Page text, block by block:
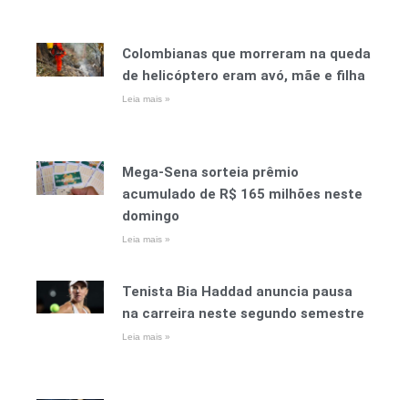
Colombianas que morreram na queda
de helicóptero eram avó, mãe e filha
Leia mais »
Mega-Sena sorteia prêmio
acumulado de R$ 165 milhões neste
domingo
Leia mais »
Tenista Bia Haddad anuncia pausa
na carreira neste segundo semestre
Leia mais »